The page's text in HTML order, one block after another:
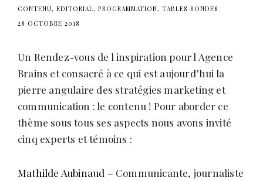
CONTENU EDITORIAL PROGRAMMATION
TABLES RONDES
28 OCTOBRE 2018
Un Rendez-vous de l inspiration pour l Agence
Brains et consacré à ce qui est aujourd’hui la
pierre angulaire des stratégies marketing et
communication : le contenu ! Pour aborder ce
thème sous tous ses aspects nous avons invité
cinq experts et témoins :
Mathilde Aubinaud – Communicante, journaliste